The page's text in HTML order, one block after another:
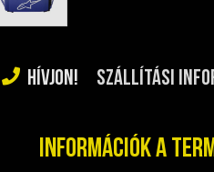
HÍVJON! SZÁLLÍTÁSI
Információk a